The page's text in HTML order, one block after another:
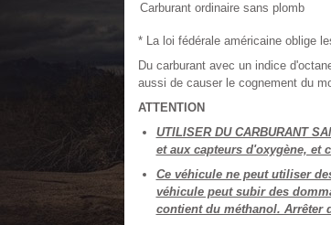
Carburant ordinaire sans plomb
* La loi fédérale américaine oblige
Du carburant avec un indice
aussi de causer le cognement du
ATTENTION
UTILISER DU CARBURANT
et aux capteurs d'oxygène, et
Ce véhicule ne peut utiliser
véhicule peut subir des
contient du méthanol. Arrêter